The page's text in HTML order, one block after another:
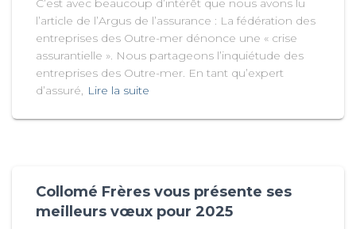
C’est avec beaucoup d’intérêt que nous avons lu
l’article de l’Argus de l’assurance : La fédération des
entreprises des Outre-mer dénonce une « crise
assurantielle ». Nous partageons l’inquiétude des
entreprises des Outre-mer. En tant qu’expert
d’assuré, Lire la suite
Collomé Frères vous présente ses
meilleurs vœux pour 2025